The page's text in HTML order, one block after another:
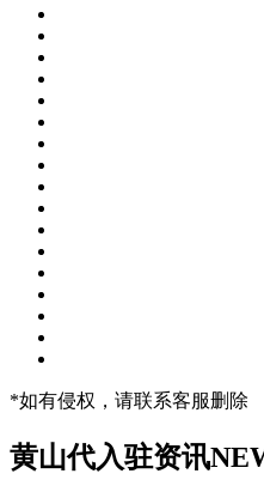
*如有侵权，请联系客服删除
黄山代入驻资讯